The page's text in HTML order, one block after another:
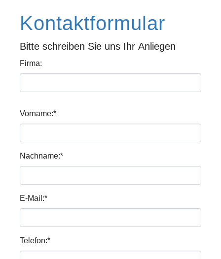
Kontaktformular
Bitte schreiben Sie uns Ihr Anliegen
Firma:
Vorname:*
Nachname:*
E-Mail:*
Telefon:*